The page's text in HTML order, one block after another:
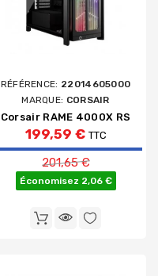
RÉFÉRENCE: 22014605000
MARQUE: CORSAIR
Corsair RAME 4000X RS
199,59 € TTC
Prix de base
201,65 €
Économisez 2,06 €